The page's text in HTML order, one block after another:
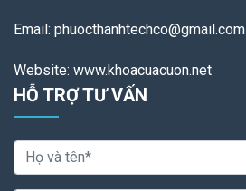
Email: phuocthanhtechco@gmail.com
Website: www.khoacuacuon.net
HỖ TRỢ TƯ VẤN